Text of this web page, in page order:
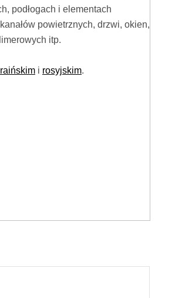
podłogach i elementach
powietrznych, drzwi, okien,
itp.
i rosyjskim.